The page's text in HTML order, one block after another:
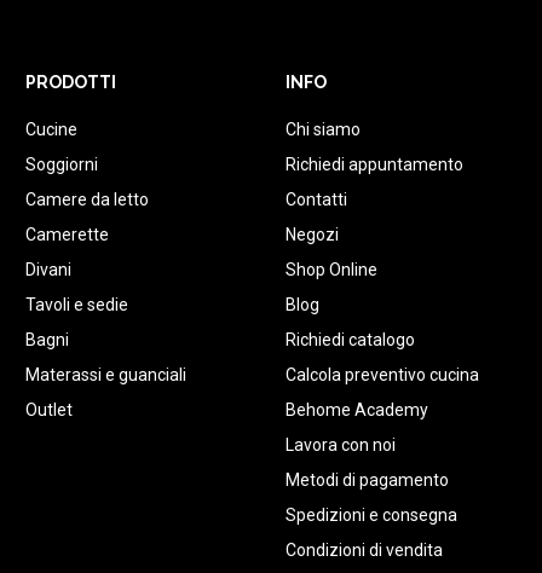
PRODOTTI
Cucine
Soggiorni
Camere da letto
Camerette
Divani
Tavoli e sedie
Bagni
Materassi e guanciali
Outlet
INFO
Chi siamo
Richiedi appuntamento
Contatti
Negozi
Shop Online
Blog
Richiedi catalogo
Calcola preventivo cucina
Behome Academy
Lavora con noi
Metodi di pagamento
Spedizioni e consegna
Condizioni di vendita